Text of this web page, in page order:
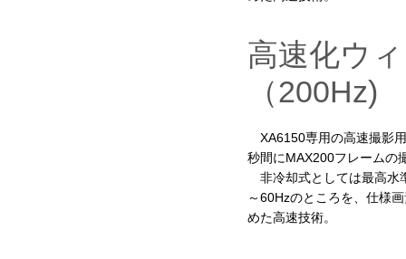
高速化ウ
（200Hz)
XA6150専用の高速撮影
秒間にMAX200フレームの
非冷却式としては最高水
～60Hzのところを、仕様
めた高速技術。